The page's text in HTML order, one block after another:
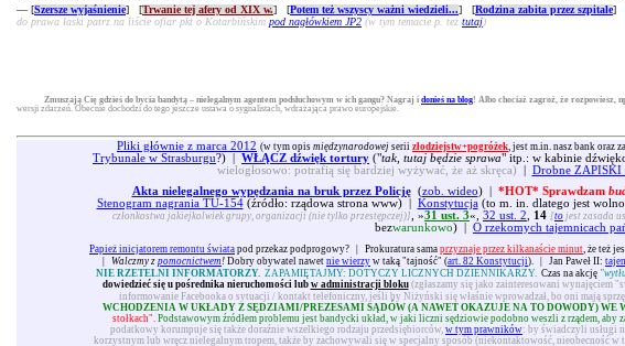
— [Szersze wyjaśnienie] [Trwanie tej afery od XIX w.] [Potem też wszyscy ważni wiedzieli...] [Rodzina zabita przez szpitale]
do prawa łaski patrz na liście ofiar pkt o Kotarbińskim pod nagłówkiem JP2 (w tym temacie p. też tutaj)
Zmuszają Cię gdzieś do bycia bandytą – nielegalnym agentem podsłuchowym w ich gangu? Nagraj i donieś na blog! Albo chociaż zagroź, że rozpowiesz,
wersji zdarzeń. Obecnie dochodzi do tego jeszcze ustawa o sygnalistach, wdrażająca prawo europejskie.
Pliki głównie z marca 2012 (w tym opis międzynarodowej serii złodziejstw+pogróżek, jest m.in. nasz bank oraz
Trybunale w Strasburgu?) | WŁĄCZ dźwięk tortury ("tak, tutaj będzie sprawa" itp.: w kabinie
wielogłosowo: potrafią się bardziej wyżywać, że aż skręca)
Drobne ZAPISKI
Akta nielegalnego wypędzania na bruk przez Policję(zob. wideo) | *HOT* Sprawdzam
Stenogram nagrania TU-154(źródło: rządowa strona www) | Konstytucja(to m. in. dlatego jest
członkostwa jakiejkolwiek grupy, organizacji (nie tylko przestępczej)]
, »31 ust. 3«, 32 ust. 2 14 [to jest zasada
bezwarunkowo) | O rzekomych tajemnicach
Papież inicjatorem remontu świata pod przekaz podprogowy? Prokuratura sama przyznaje przez kilkanaście minut, że też
Walczmy z pomocnictwem! Dobry obywatel nawet nie wierzy w taką "tajność" (art. 82 Konstytucji). Jan Paweł II:
NIE RZETELNI INFORMATORZY. ZAPAMIĘTAJMY: DOTYCZY LICZNYCH DZIENNIKARZY. Czas na akcję
dowiedzieć się u pośrednika nieruchomości lub w administracji bloku (zgłaszamy się jako zainteresowani wynajęciem
informowanie Facebooka o sytuacji / kontakt telefoniczny, jeśli by Niżyński się właśnie wprowadzał, bo oni mają
WCHODZENIA W UKŁADY Z SĘDZIAMI/PREZESAMI SĄDÓW (A NAWET OKAZUJE NA TO DOWODY) WE
stołkach".Podstawowym źródłem problemu jest bandycki układ, w jaki liczni sędziowie podobno weszli z rządem, aby
podatkowy korumpuje się także doraźnie wszelkiego rodzaju przedsiębiorców, w tym prawników: by świadczyli usługi
korzystnym lub wręcz nielegalnym tropem, także by zachowywali się w specjalny sposób (niekontaktowość, nieobecność